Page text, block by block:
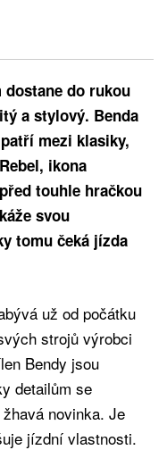
dostane do rukou
a stylový. Benda
mezi klasiky,
ikona
touhle hračkou
svou
tomu čeká jízda
už od počátku
strojů výrobci
Bendy jsou
detailům se
novinka. Je
jízdní vlastnosti.